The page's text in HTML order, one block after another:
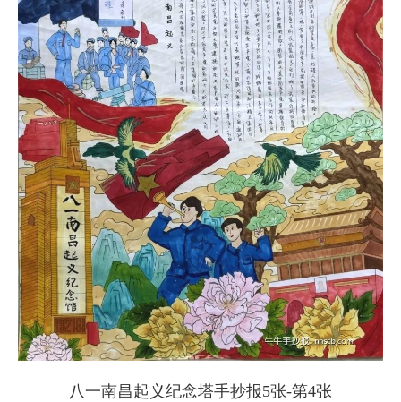
八一南昌起义纪念塔手抄报5张-第4张